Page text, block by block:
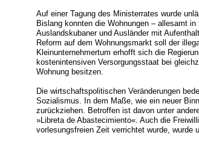
Auf einer Tagung des Ministerrates wurde
Bislang konnten die Wohnungen – allesamt
Auslandskubaner und Ausländer mit
Reform auf dem Wohnungsmarkt soll der
Kleinunternehmertum erhofft sich die
kostenintensiven Versorgungsstaat bei
Wohnung besitzen.
Die wirtschaftspolitischen Veränderungen
Sozialismus. In dem Maße, wie ein neuer
zurückziehen. Betroffen ist davon unter
»Libreta de Abastecimiento«. Auch die
vorlesungsfreien Zeit verrichtet wurde, wurde